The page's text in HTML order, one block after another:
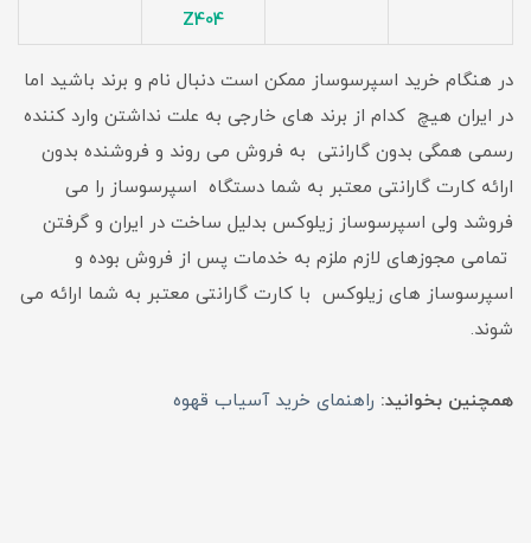
Z404
در هنگام خرید اسپرسوساز ممکن است دنبال نام و برند باشید اما
در ایران هیچ کدام از برند های خارجی به علت نداشتن وارد کننده
رسمی همگی بدون گارانتی به فروش می روند و فروشنده بدون
ارائه کارت گارانتی معتبر به شما دستگاه اسپرسوساز را می
فروشد ولی اسپرسوساز زیلوکس بدلیل ساخت در ایران و گرفتن
تمامی مجوزهای لازم ملزم به خدمات پس از فروش بوده و
اسپرسوساز های زیلوکس با کارت گارانتی معتبر به شما ارائه می
شوند.
همچنین بخوانید: راهنمای خرید آسیاب قهوه